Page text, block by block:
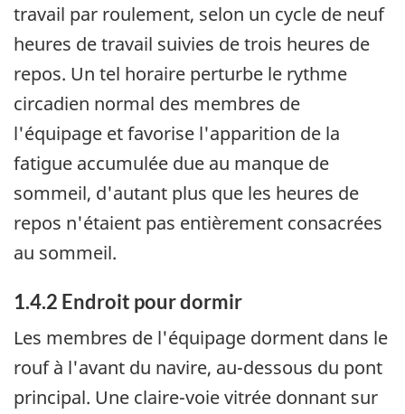
travail par roulement, selon un cycle de neuf
heures de travail suivies de trois heures de
repos. Un tel horaire perturbe le rythme
circadien normal des membres de
l'équipage et favorise l'apparition de la
fatigue accumulée due au manque de
sommeil, d'autant plus que les heures de
repos n'étaient pas entièrement consacrées
au sommeil.
1.4.2 Endroit pour dormir
Les membres de l'équipage dorment dans le
rouf à l'avant du navire, au-dessous du pont
principal. Une claire-voie vitrée donnant sur